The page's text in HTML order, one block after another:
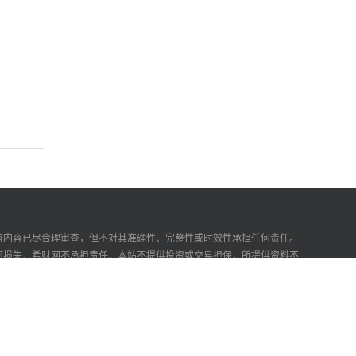
容已尽合理审查，但不对其准确性、完整性或时效性承担任何责任。
失，希财网不承担责任。本站不提供投资或交易担保，所提供资料不